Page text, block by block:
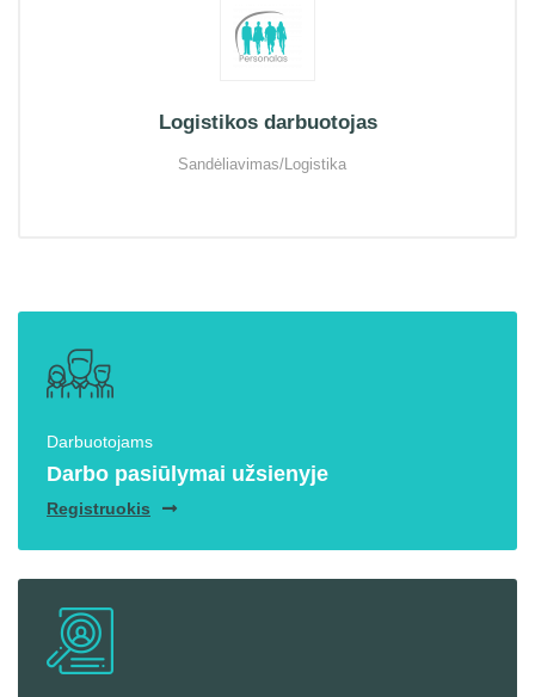
Logistikos darbuotojas
Sandėliavimas/Logistika
Darbuotojams
Darbo pasiūlymai užsienyje
Registruokis